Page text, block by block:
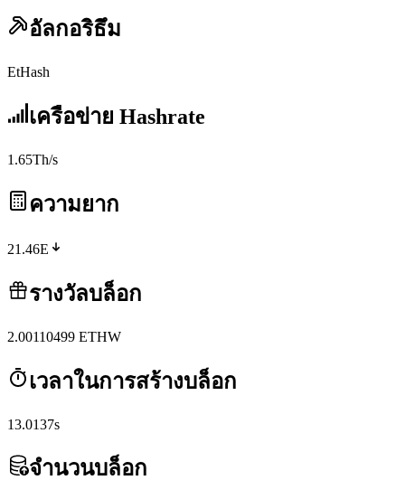
อัลกอริธึม
EtHash
เครือข่าย Hashrate
1.65Th/s
ความยาก
21.46E
รางวัลบล็อก
2.00110499 ETHW
เวลาในการสร้างบล็อก
13.0137s
จำนวนบล็อก